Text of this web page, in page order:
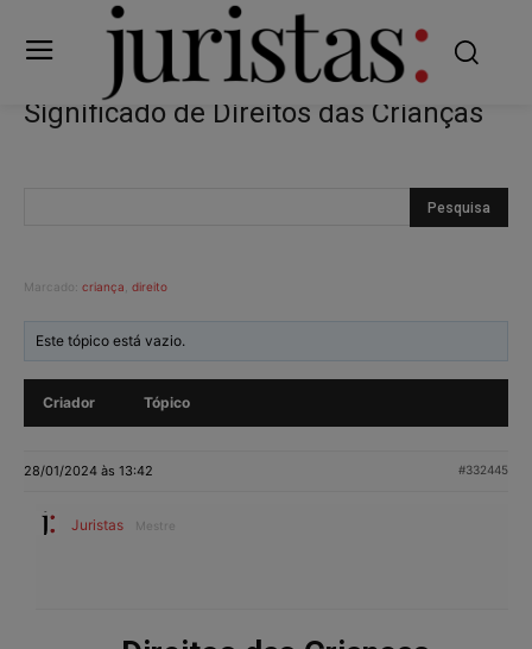
Significado de Direitos das Crianças
Marcado: criança direito
Este tópico está vazio.
Criador Tópico
28/01/2024 às 13:42 #332445
Juristas Mestre